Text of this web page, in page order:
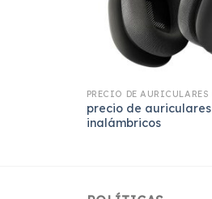
precio de auriculares
inalámbricos